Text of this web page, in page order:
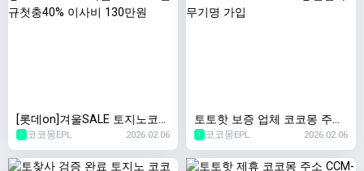
[롯데on]겨울SALE 토지노코코
몽 CCM-7.COM 가입코드:EPL
신규첫충40% 이사비 130만원
1 코코몽EPL 2026.02.06
토토핫 보증 업체 코코몽 주소
CCM-7.COM 코드 EPL 승인전
화X 무기명 가입
1 코코몽EPL 2026.02.06